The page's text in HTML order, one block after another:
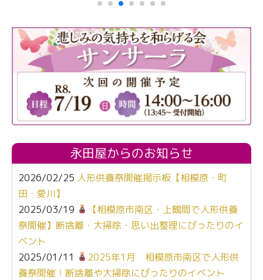
永田屋からのお知らせ
2026/02/25 人形供養祭開催掲示板【相模原・町
田・愛川】
2025/03/19
【相模原市南区・上鶴間で人形供養
祭開催】断捨離・大掃除・思い出整理にぴったりのイ
ベント
2025/01/11
2025年1月 相模原市南区で人形供
養祭開催！断捨離や大掃除にぴったりのイベント